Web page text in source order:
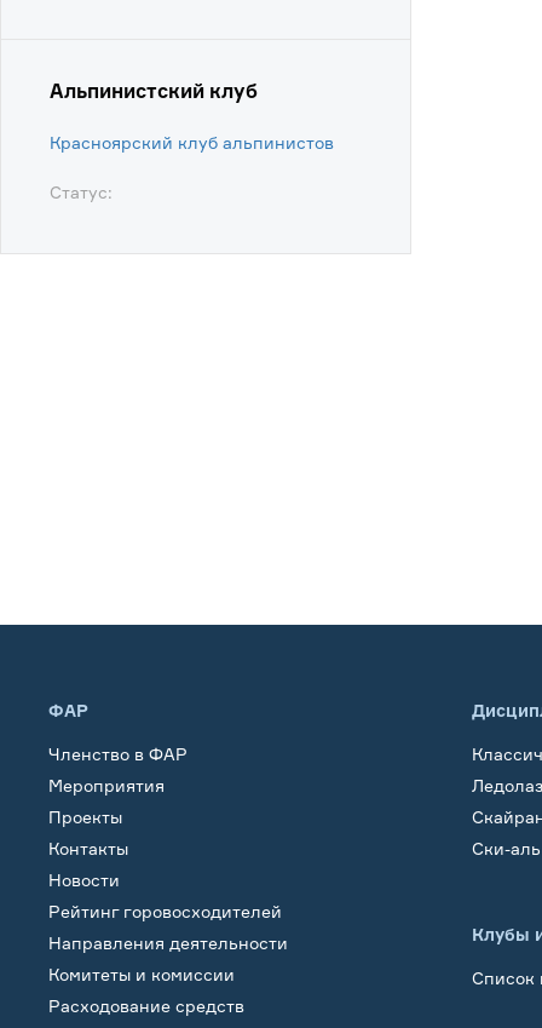
Альпинистский клуб
Красноярский клуб альпинистов
Статус:
ФАР
Членство в ФАР
Мероприятия
Проекты
Контакты
Новости
Рейтинг горовосходителей
Направления деятельности
Комитеты и комиссии
Расходование средств
Ски-
Клубы
Список